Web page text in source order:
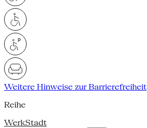
Weitere Hinweise zur Barrierefreiheit
Reihe
WerkStadt